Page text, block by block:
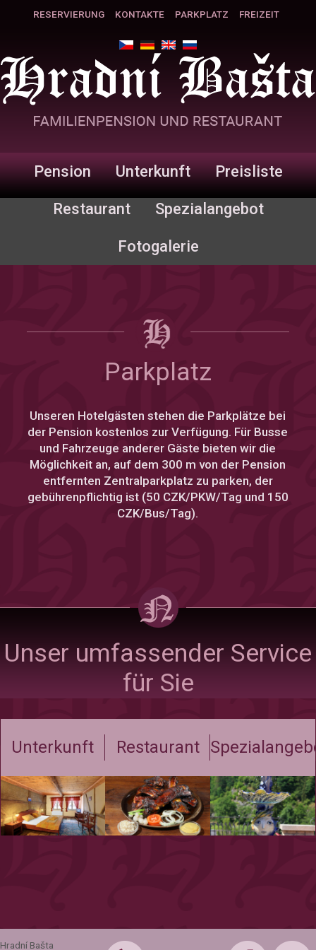
RESERVIERUNG KONTAKTE PARKPLATZ FREIZEIT
Pension Unterkunft Preisliste
Restaurant Spezialangebot
Fotogalerie
Parkplatz
Unseren Hotelgästen stehen die Parkplätze bei
der Pension kostenlos zur Verfügung. Für Busse
und Fahrzeuge anderer Gäste bieten wir die
Möglichkeit an, auf dem 300 m von der Pension
entfernten Zentralparkplatz zu parken, der
gebührenpflichtig ist (50 CZK/PKW/Tag und 150
CZK/Bus/Tag).
Unser umfassender Service
für Sie
Unterkunft Restaurant
Hradní Bašta